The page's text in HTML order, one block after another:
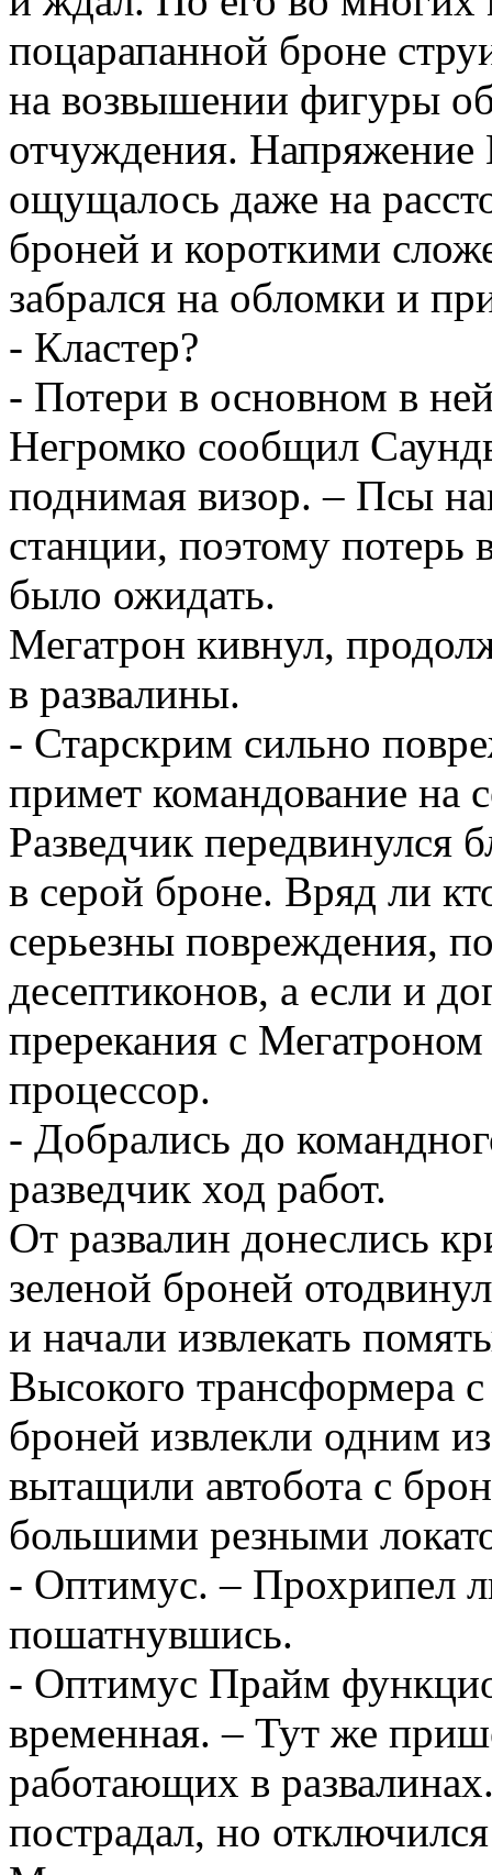
поцарапанной броне
на возвышении фигуры
отчуждения. Напряжение
ощущалось даже на
броней и короткими
забрался на обломки и
- Кластер?
- Потери в основном в
Негромко сообщил
поднимая визор. – Псы
станции, поэтому
было ожидать.
Мегатрон кивнул,
в развалины.
- Старскрим сильно
примет командование на
Разведчик передвинулся
в серой броне. Вряд ли
серьезны повреждения,
десептиконов, а если и
пререкания с
процессор.
- Добрались до
разведчик ход работ.
От развалин донеслись
зеленой броней
и начали извлекать
Высокого трансформера
броней извлекли одним
вытащили автобота с
большими резными
- Оптимус. – Прохрипел
пошатнувшись.
- Оптимус Прайм
временная. – Тут же
работающих в
пострадал, но